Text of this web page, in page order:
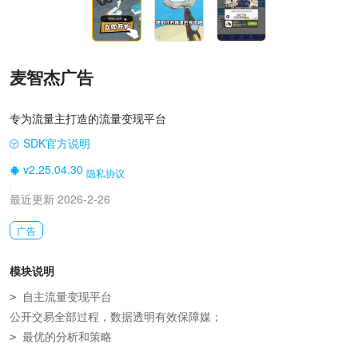
麦智杰广告
专为流量主打造的流量变现平台
SDK官方说明
v2.25.04.30 隐私协议
最近更新 2026-2-26
广告
模块说明
> 自主流量变现平台
公开交易全部过程，数据透明有效保障媒；
> 最优的分析和策略